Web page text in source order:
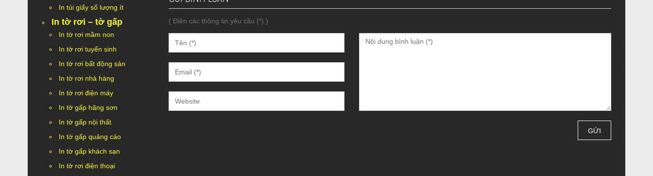
( Điền các thông tin yêu cầu (*) )
In túi giấy số lượng ít
In tờ rơi – tờ gấp
In tờ rơi mầm non
In tờ rơi tuyển sinh
In tờ rơi bất động sản
In tờ rơi nhà hàng
In tờ rơi điện máy
In tờ gấp hãng sơn
In tờ gấp nội thất
In tờ gấp quảng cáo
In tờ gấp khách sạn
In tờ rơi điện thoại